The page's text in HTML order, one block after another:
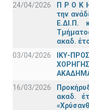
24/04/2026
Π Ρ Ο Κ
την
Ε.ΔΙ.Π.
ακαδ.
03/04/2026
ΙΚΥ-
16/03/2026
ακαδ.